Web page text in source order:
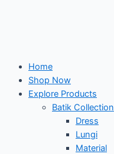
Home
Shop Now
Explore Products
Batik Collection
Dress
Lungi
Material